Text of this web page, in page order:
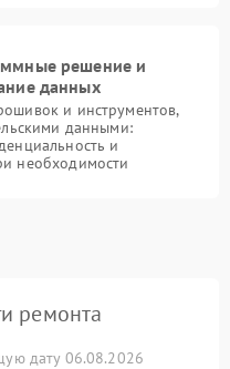
решение и
данных
и инструментов,
данными:
и
необходимости
ремонта
дату 06.08.2026